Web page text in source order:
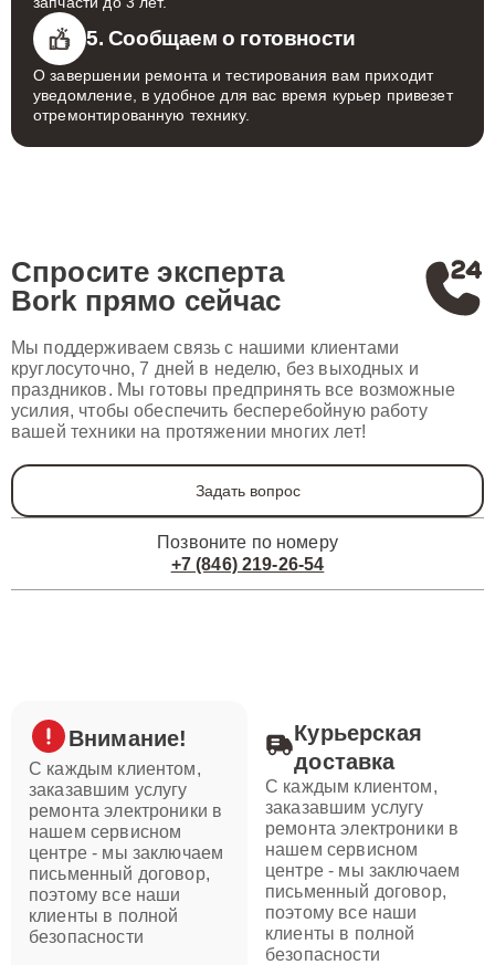
5. Сообщаем о готовности
О завершении ремонта и тестирования вам приходит
уведомление, в удобное для вас время курьер привезет
отремонтированную технику.
Спросите эксперта
Bork прямо сейчас
Мы поддерживаем связь с нашими клиентами
круглосуточно, 7 дней в неделю, без выходных и
праздников. Мы готовы предпринять все возможные
усилия, чтобы обеспечить бесперебойную работу
вашей техники на протяжении многих лет!
Задать вопрос
Позвоните по номеру
+7 (846) 219-26-54
Внимание!
С каждым клиентом,
заказавшим услугу
ремонта электроники в
нашем сервисном
центре - мы заключаем
письменный договор,
поэтому все наши
клиенты в полной
безопасности
Курьерская
доставка
С каждым клиентом,
заказавшим услугу
ремонта электроники в
нашем сервисном
центре - мы заключаем
письменный договор,
поэтому все наши
клиенты в полной
безопасности